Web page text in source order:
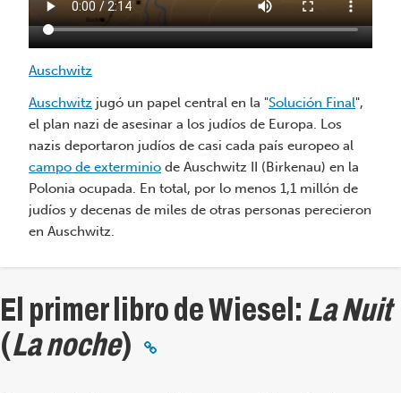
Auschwitz
Auschwitz jugó un papel central en la "Solución Final",
el plan nazi de asesinar a los judíos de Europa. Los
nazis deportaron judíos de casi cada país europeo al
campo de exterminio de Auschwitz II (Birkenau) en la
Polonia ocupada. En total, por lo menos 1,1 millón de
judíos y decenas de miles de otras personas perecieron
en Auschwitz.
El primer libro de Wiesel: La Nuit
(La noche)